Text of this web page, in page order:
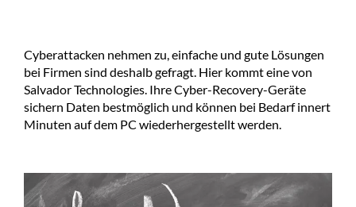
Cyberattacken nehmen zu, einfache und gute Lösungen
bei Firmen sind deshalb gefragt. Hier kommt eine von
Salvador Technologies. Ihre Cyber-Recovery-Geräte
sichern Daten bestmöglich und können bei Bedarf innert
Minuten auf dem PC wiederhergestellt werden.